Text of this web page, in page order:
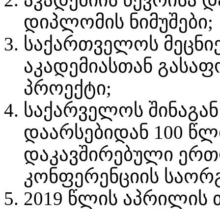
დიპლომის ნიმუშები;
საქართველოს
აკადემიასთან
პროექტი;
საქარველოს
დაარსებიდან 100
დაკავშირებული
კონფერენციის
2019 წლის აპრილის